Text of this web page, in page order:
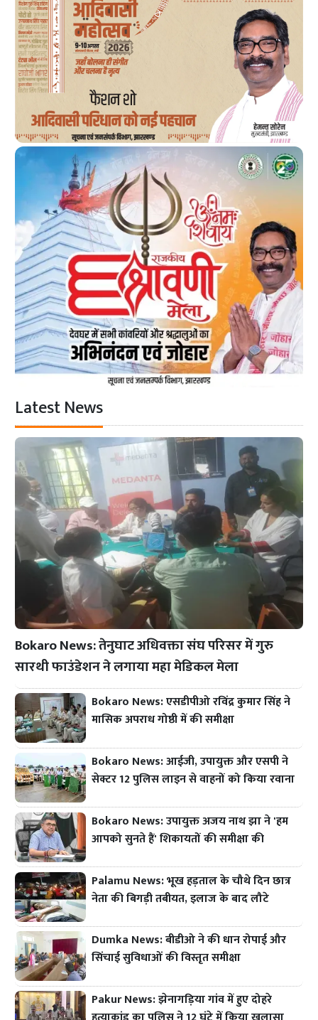
Latest News
Bokaro News: तेनुघाट अधिवक्ता संघ परिसर में गुरु
सारथी फाउंडेशन ने लगाया महा मेडिकल मेला
Bokaro News: एसडीपीओ रविंद्र कुमार सिंह ने
मासिक अपराध गोष्ठी में की समीक्षा
Bokaro News: आईजी, उपायुक्त और एसपी ने
सेक्टर 12 पुलिस लाइन से वाहनों को किया रवाना
Bokaro News: उपायुक्त अजय नाथ झा ने 'हम
आपको सुनते हैं' शिकायतों की समीक्षा की
Palamu News: भूख हड़ताल के चौथे दिन छात्र
नेता की बिगड़ी तबीयत, इलाज के बाद लौटे
Dumka News: बीडीओ ने की धान रोपाई और
सिंचाई सुविधाओं की विस्तृत समीक्षा
Pakur News: झेनागड़िया गांव में हुए दोहरे